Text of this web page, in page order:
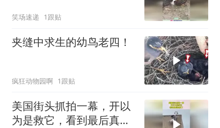
笑场速递 1跟贴
夹缝中求生的幼鸟老四！
疯狂动物园啊 1跟贴
美国街头抓拍一幕，开以
为是救它，看到最后真相